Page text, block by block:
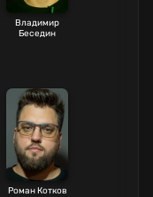
Владимир
Беседин
Роман Котков